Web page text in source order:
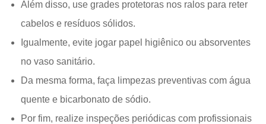
Além disso, use grades protetoras nos ralos para reter
cabelos e resíduos sólidos.
Igualmente, evite jogar papel higiênico ou absorventes
no vaso sanitário.
Da mesma forma, faça limpezas preventivas com água
quente e bicarbonato de sódio.
Por fim, realize inspeções periódicas com profissionais